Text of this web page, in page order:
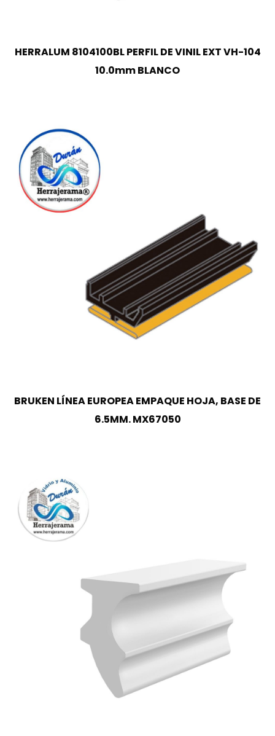
HERRALUM 8104100BL PERFIL DE VINIL EXT VH-104
10.0mm BLANCO
BRUKEN LÍNEA EUROPEA EMPAQUE HOJA, BASE DE
6.5MM. MX67050